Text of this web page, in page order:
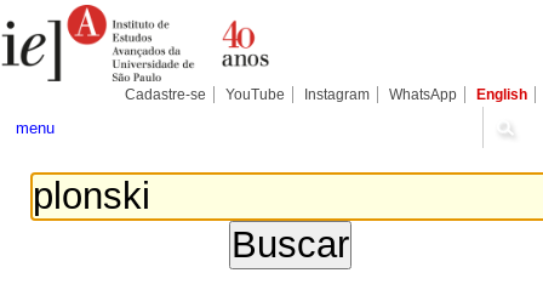
para
conteúdo.
Pessoais
Cadastre-se YouTube Instagram WhatsApp English
menu